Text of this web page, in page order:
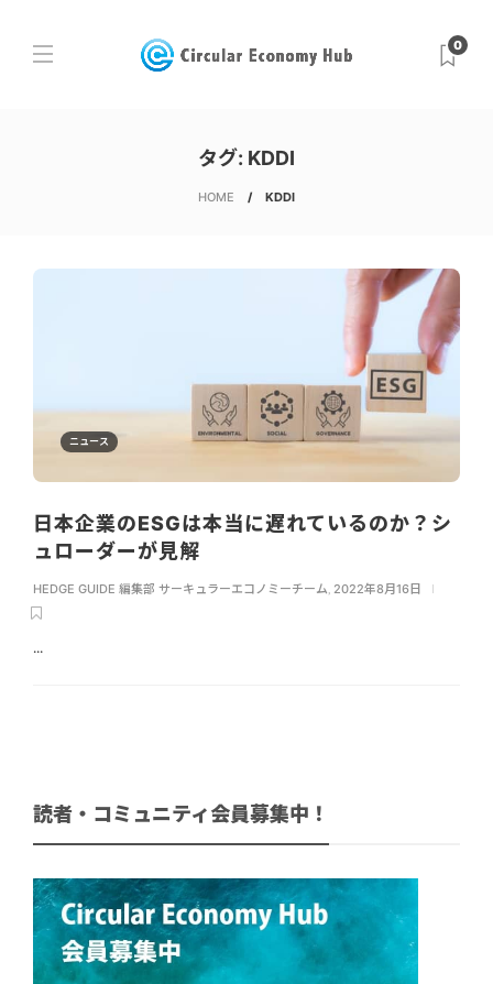
0
タグ: KDDI
HOME KDDI
ニュース
日本企業のESGは本当に遅れているのか？シ
ュローダーが見解
HEDGE GUIDE 編集部 サーキュラーエコノミーチーム, 2022年8月16日
...
読者・コミュニティ会員募集中！